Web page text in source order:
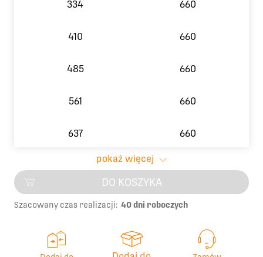
334 660
410 660
485 660
561 660
637 660
789 660
pokaż więcej
DO KOSZYKA
Szacowany czas realizacji: 40 dni roboczych